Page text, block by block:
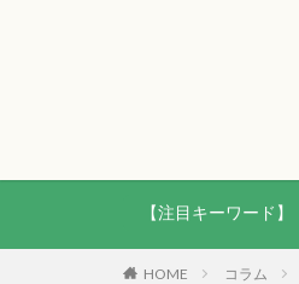
【注目キーワード】
HOME コラム